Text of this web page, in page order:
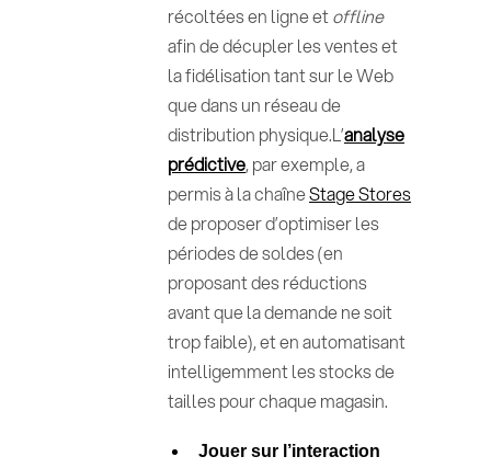
récoltées en ligne etoffline
afin de décupler les ventes et
la fidélisation tant sur le Web
que dans un réseau de
distribution physique.L’analyse
prédictive, par exemple, a
permis à la chaîneStage Stores
de proposer d’optimiser les
périodes de soldes (en
proposant des réductions
avant que la demande ne soit
trop faible), et en automatisant
intelligemment les stocks de
tailles pour chaque magasin.
Jouer sur l’interaction